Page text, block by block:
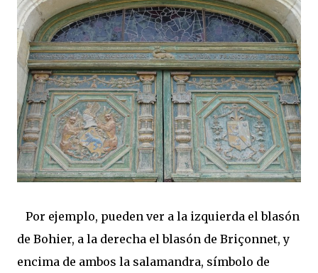
Por ejemplo, pueden ver a la izquierda el blasón
de Bohier, a la derecha el blasón de Briçonnet, y
encima de ambos la salamandra, símbolo de